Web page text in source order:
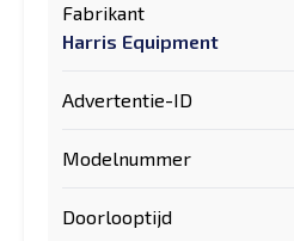
Fabrikant
Harris Equipment
Advertentie-ID
Modelnummer
Doorlooptijd